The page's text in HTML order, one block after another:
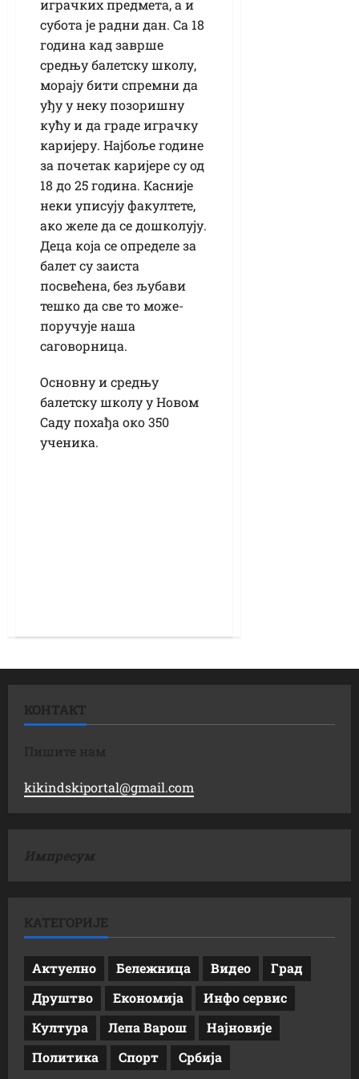
играчких предмета, а и
субота је радни дан. Са 18
година кад заврше
средњу балетску школу,
морају бити спремни да
уђу у неку позоришну
кућу и да граде играчку
каријеру. Најбоље године
за почетак каријере су од
18 до 25 година. Касније
неки уписују факултете,
ако желе да се дошколују.
Деца која се определе за
балет су заиста
посвећена, без љубави
тешко да све то може-
поручује наша
саговорница.
Основну и средњу
балетску школу у Новом
Саду похађа око 350
ученика.
КОНТАКТ
Пишите нам
kikindskiportal@gmail.com
Импресум
КАТЕГОРИЈЕ
Актуелно Бележница Видео
Град
Друштво
Економија
Инфо сервис
Култура
Лепа Варош
Најновије
Политика
Спорт Србија